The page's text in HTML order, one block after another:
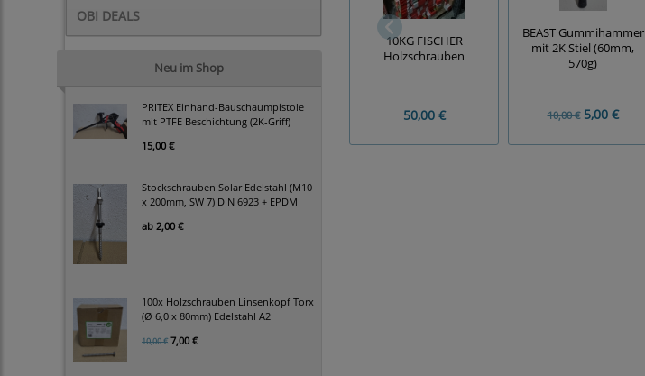
OBI DEALS
Neu im Shop
PRITEX Einhand-Bauschaumpistole
mit PTFE Beschichtung (2K-Griff)
15,00 €
Stockschrauben Solar Edelstahl (M10
x 200mm, SW 7) DIN 6923 + EPDM
ab 2,00 €
100x Holzschrauben Linsenkopf Torx
(Ø 6,0 x 80mm) Edelstahl A2
10,00 € 7,00 €
10KG FISCHER
Holzschrauben
50,00 €
BEAST Gummihammer
mit 2K Stiel (60mm,
570g)
10,00 €5,00 €